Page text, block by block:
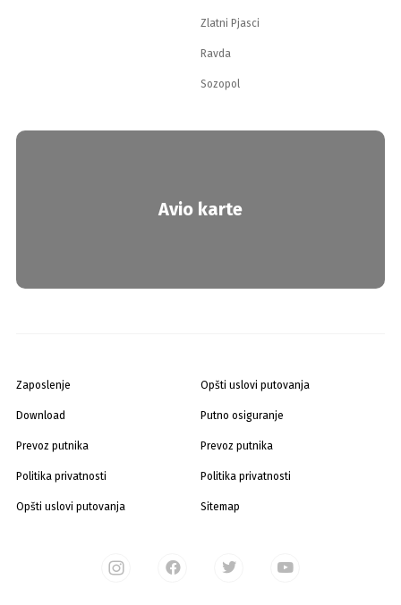
Zlatni Pjasci
Ravda
Sozopol
Avio karte
Zaposlenje
Download
Prevoz putnika
Politika privatnosti
Opšti uslovi putovanja
Opšti uslovi putovanja
Putno osiguranje
Prevoz putnika
Politika privatnosti
Sitemap